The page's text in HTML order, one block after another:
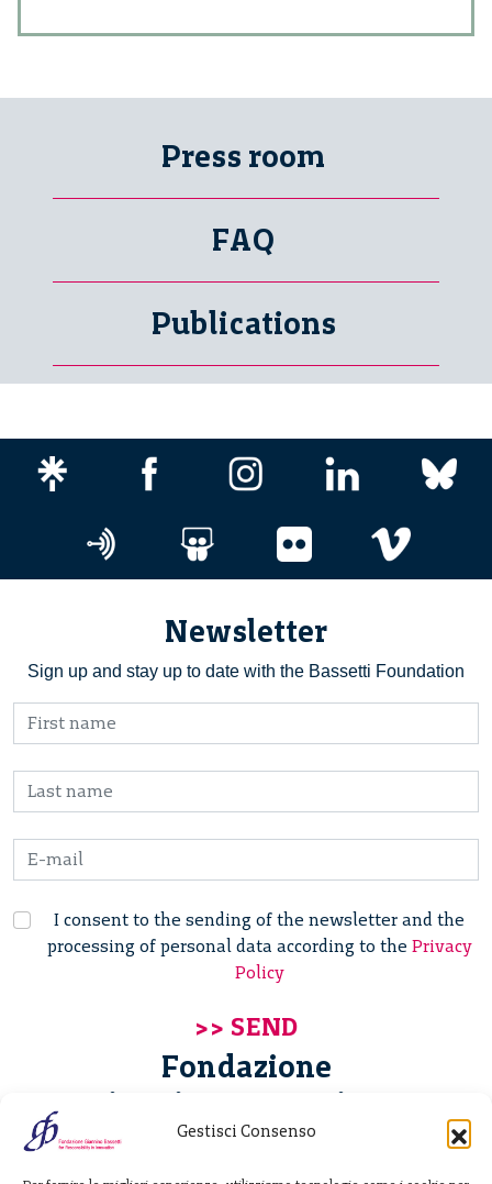
Gestisci Consenso
Press room
FAQ
Publications
Newsletter
Sign up and stay up to date with the Bassetti Foundation
I consent to the sending of the newsletter and the
processing of personal data according to the Privacy
Policy
Fondazione
Giannino Bassetti ETS